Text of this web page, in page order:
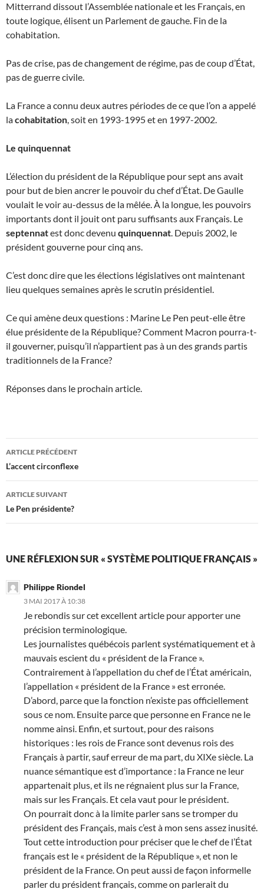
Mitterrand dissout l’Assemblée nationale et les Français, en
toute logique, élisent un Parlement de gauche. Fin de la
cohabitation.
Pas de crise, pas de changement de régime, pas de coup d’État,
pas de guerre civile.
La France a connu deux autres périodes de ce que l’on a appelé
lacohabitation, soit en 1993-1995 et en 1997-2002.
Le quinquennat
L’élection du président de la République pour sept ans avait
pour but de bien ancrer le pouvoir du chef d’État. De Gaulle
voulait le voir au-dessus de la mêlée. À la longue, les pouvoirs
importants dont il jouit ont paru suffisants aux Français. Le
septennatest donc devenu quinquennat. Depuis 2002, le
président gouverne pour cinq ans.
C’est donc dire que les élections législatives ont maintenant
lieu quelques semaines après le scrutin présidentiel.
Ce qui amène deux questions : Marine Le Pen peut-elle être
élue présidente de la République? Comment Macron pourra-t-
il gouverner, puisqu’il n’appartient pas à un des grands partis
traditionnels de la France?
Réponses dans le prochain article.
Navigation
des
articles
ARTICLE PRÉCÉDENT
L’accent circonflexe
ARTICLE SUIVANT
Le Pen présidente?
UNE RÉFLEXION SUR « SYSTÈME POLITIQUE FRANÇAIS »
Philippe Riondel
3 MAI 2017 À 10:38
Je rebondis sur cet excellent article pour apporter une
précision terminologique.
Les journalistes québécois parlent systématiquement et à
mauvais escient du « président de la France ».
Contrairement à l’appellation du chef de l’État américain,
l’appellation « président de la France » est erronée.
D’abord, parce que la fonction n’existe pas officiellement
sous ce nom. Ensuite parce que personne en France ne le
nomme ainsi. Enfin, et surtout, pour des raisons
historiques : les rois de France sont devenus rois des
Français à partir, sauf erreur de ma part, du XIXe siècle. La
nuance sémantique est d’importance : la France ne leur
appartenait plus, et ils ne régnaient plus sur la France,
mais sur les Français. Et cela vaut pour le président.
On pourrait donc à la limite parler sans se tromper du
président des Français, mais c’est à mon sens assez inusité.
Tout cette introduction pour préciser que le chef de l’État
français est le « président de la République », et non le
président de la France. On peut aussi de façon informelle
parler du président français, comme on parlerait du